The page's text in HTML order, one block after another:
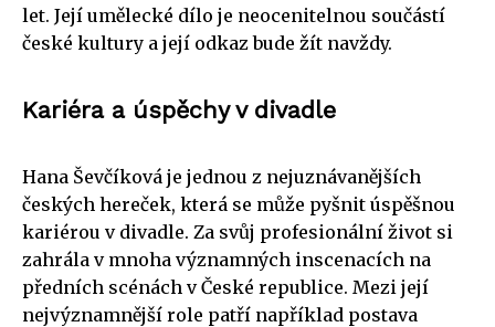
let. Její umělecké dílo je neocenitelnou součástí
české kultury a její odkaz bude žít navždy.
Kariéra a úspěchy v divadle
Hana Ševčíková je jednou z nejuznávanějších
českých hereček, která se může pyšnit úspěšnou
kariérou v divadle. Za svůj profesionální život si
zahrála v mnoha významných inscenacích na
předních scénách v České republice. Mezi její
nejvýznamnější role patří například postava